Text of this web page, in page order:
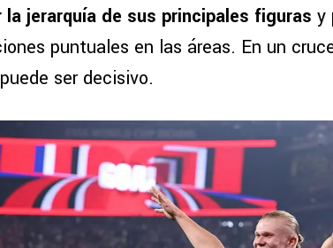
la jerarquía de sus principales figuras y
puntuales en las áreas. En un
ser decisivo.